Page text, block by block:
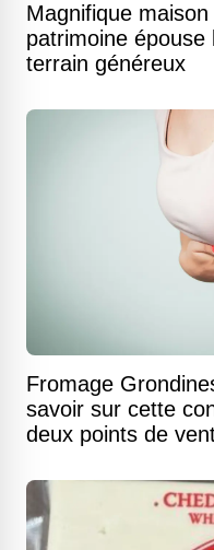
Magnifique
patrimoine
terrain généreux
Fromage
savoir sur cette
deux points de